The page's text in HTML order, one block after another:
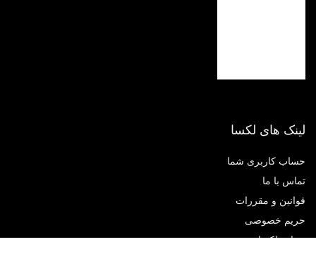
لینک های لکسا
حساب کاربری شما
تماس با ما
قوانین و مقررات
حریم خصوصی
درباره لکسا